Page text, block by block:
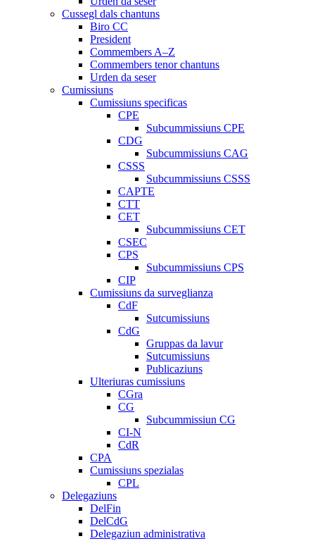
Cussegl dals chantuns
Biro CC
President
Commembers A–Z
Commembers tenor chantuns
Urden da seser
Cumissiuns
Cumissiuns specificas
CPE
Subcummissiuns CPE
CDG
Subcummissiuns CAG
CSSS
Subcummissiuns CSSS
CAPTE
CTT
CET
Subcummissiuns CET
CSEC
CPS
Subcummissiuns CPS
CIP
Cumissiuns da surveglianza
CdF
Sutcumissiuns
CdG
Gruppas da lavur
Sutcumissiuns
Publicaziuns
Ulteriuras cumissiuns
CGra
CG
Subcummissiun CG
CI-N
CdR
CPA
Cumissiuns spezialas
CPL
Delegaziuns
DelFin
DelCdG
Delegaziun administrativa